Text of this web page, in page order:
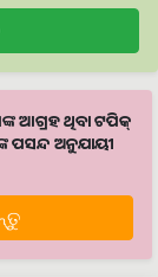
ଆଗ୍ରହ ଥିବା ଟପିକ୍‌
ପସନ୍ଦ ଅନୁଯାୟୀ